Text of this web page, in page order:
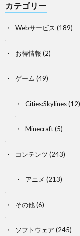
カテゴリー
Webサービス (189)
お得情報 (2)
ゲーム (49)
Cities:Skylines(12)
Minecraft(5)
コンテンツ (243)
アニメ (213)
その他(6)
ソフトウェア (245)